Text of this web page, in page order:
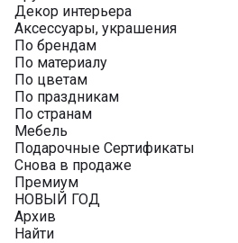
Декор интерьера
Аксессуары, украшения
По брендам
По материалу
По цветам
По праздникам
По странам
Мебель
Подарочные Сертификаты
Снова в продаже
Премиум
НОВЫЙ ГОД
Архив
Найти